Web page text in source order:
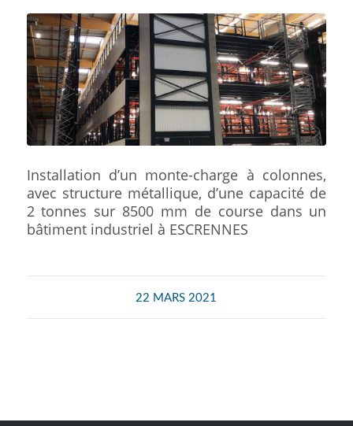
Installation d’un monte-charge à colonnes,
avec structure métallique, d’une capacité de
2 tonnes sur 8500 mm de course dans un
bâtiment industriel à ESCRENNES
22 MARS 2021